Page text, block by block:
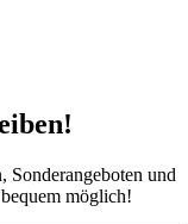
und
möglich!